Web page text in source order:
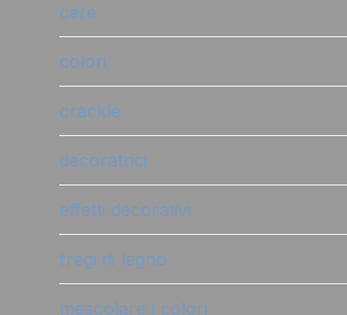
cere
colori
crackle
decoratrici
effetti decorativi
fregi di legno
mescolare i colori